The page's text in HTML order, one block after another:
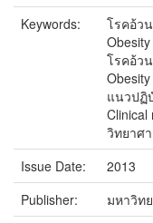
Keywords:
โรคอ้ว
โรคอ้วน
Obesity
แนวปฏิ
Clinical
วิทยาศ
Issue Date:
2013
Publisher:
มหาวิท